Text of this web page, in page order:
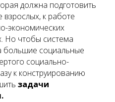
должна подготовить
к работе
экономических
Но чтобы система
большие социальные
социально-
к конструированию
задачи